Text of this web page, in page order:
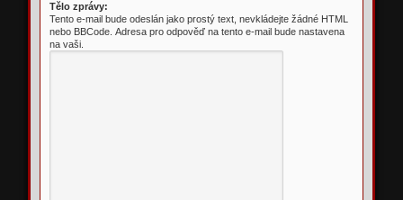
Tělo zprávy:
Tento e-mail bude odeslán jako prostý text, nevkládejte žádné HTML
nebo BBCode. Adresa pro odpověď na tento e-mail bude nastavena
na vaši.